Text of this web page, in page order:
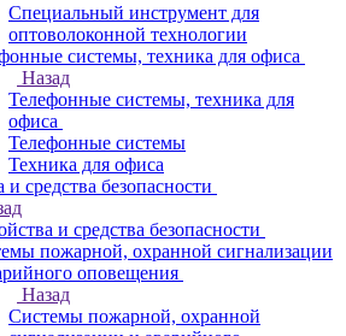
Специальный инструмент для
оптоволоконной технологии
системы, техника для офиса
Назад
Телефонные системы, техника для
офиса
Телефонные системы
Техника для офиса
и средства безопасности
и средства безопасности
пожарной, охранной сигнализации
оповещения
Назад
Системы пожарной, охранной